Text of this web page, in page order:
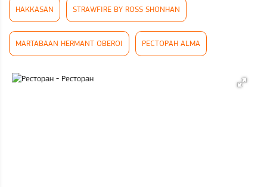
HAKKASAN STRAWFIRE BY ROSS SHONHAN
MARTABAAN HERMANT OBEROI РЕСТОРАН ALMA